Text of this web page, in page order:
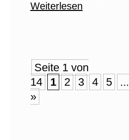
Weiterlesen
Seite 1 von
14
1 2 3 4 5 ...
»